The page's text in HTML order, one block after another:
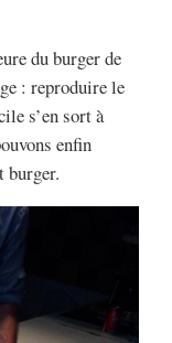
du burger de
: reproduire le
s’en sort à
enfin
burger.